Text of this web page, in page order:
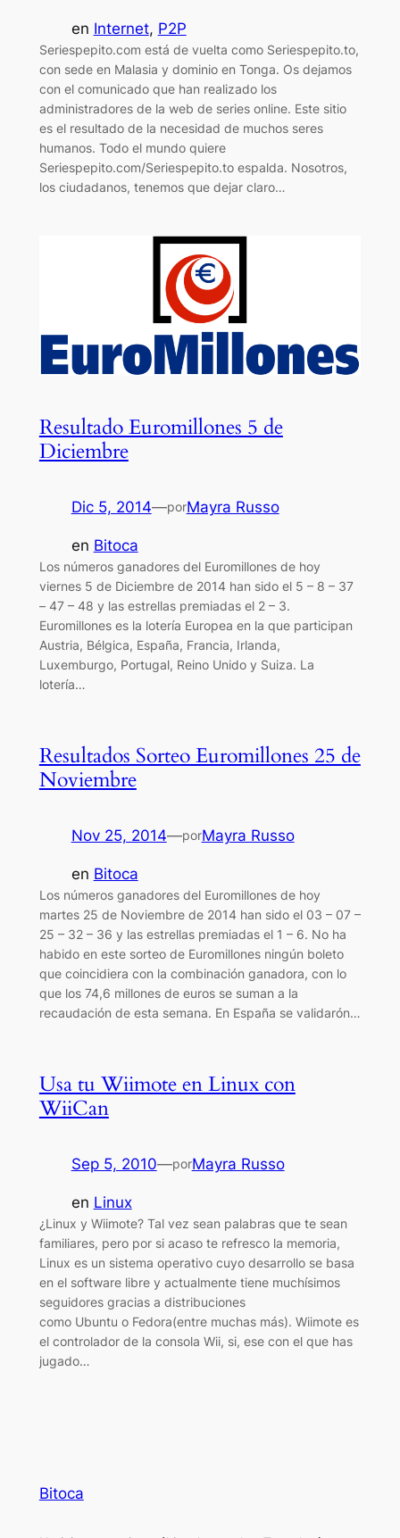
en Internet, P2P
Seriespepito.com está de vuelta como Seriespepito.to,
con sede en Malasia y dominio en Tonga. Os dejamos
con el comunicado que han realizado los
administradores de la web de series online. Este sitio
es el resultado de la necesidad de muchos seres
humanos. Todo el mundo quiere
Seriespepito.com/Seriespepito.to espalda. Nosotros,
los ciudadanos, tenemos que dejar claro…
Resultado Euromillones 5 de
Diciembre
Dic 5, 2014—porMayra Russo
en Bitoca
Los números ganadores del Euromillones de hoy
viernes 5 de Diciembre de 2014 han sido el 5 – 8 – 37
– 47 – 48 y las estrellas premiadas el 2 – 3.
Euromillones es la lotería Europea en la que participan
Austria, Bélgica, España, Francia, Irlanda,
Luxemburgo, Portugal, Reino Unido y Suiza. La
lotería…
Resultados Sorteo Euromillones 25 de
Noviembre
Nov 25, 2014—porMayra Russo
en Bitoca
Los números ganadores del Euromillones de hoy
martes 25 de Noviembre de 2014 han sido el 03 – 07 –
25 – 32 – 36 y las estrellas premiadas el 1 – 6. No ha
habido en este sorteo de Euromillones ningún boleto
que coincidiera con la combinación ganadora, con lo
que los 74,6 millones de euros se suman a la
recaudación de esta semana. En España se validarón…
Usa tu Wiimote en Linux con
WiiCan
Sep 5, 2010—porMayra Russo
en Linux
¿Linux y Wiimote? Tal vez sean palabras que te sean
familiares, pero por si acaso te refresco la memoria,
Linux es un sistema operativo cuyo desarrollo se basa
en el software libre y actualmente tiene muchísimos
seguidores gracias a distribuciones
como Ubuntu o Fedora(entre muchas más). Wiimote es
el controlador de la consola Wii, si, ese con el que has
jugado…
Bitoca